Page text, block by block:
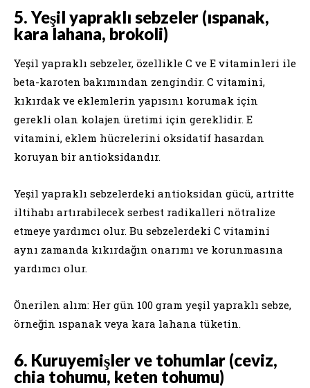
5. Yeşil yapraklı sebzeler (ıspanak,
kara lahana, brokoli)
Yeşil yapraklı sebzeler, özellikle C ve E vitaminleri ile
beta-karoten bakımından zengindir. C vitamini,
kıkırdak ve eklemlerin yapısını korumak için
gerekli olan kolajen üretimi için gereklidir. E
vitamini, eklem hücrelerini oksidatif hasardan
koruyan bir antioksidandır.
Yeşil yapraklı sebzelerdeki antioksidan gücü, artritte
iltihabı artırabilecek serbest radikalleri nötralize
etmeye yardımcı olur. Bu sebzelerdeki C vitamini
aynı zamanda kıkırdağın onarımı ve korunmasına
yardımcı olur.
Önerilen alım: Her gün 100 gram yeşil yapraklı sebze,
örneğin ıspanak veya kara lahana tüketin.
6. Kuruyemişler ve tohumlar (ceviz,
chia tohumu, keten tohumu)